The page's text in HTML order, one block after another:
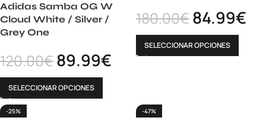
Adidas Samba OG W
Cloud White / Silver /
Grey One
120.00€89.99€
SELECCIONAR OPCIONES
180.00€84.99€
SELECCIONAR OPCIONES
-25% -47%